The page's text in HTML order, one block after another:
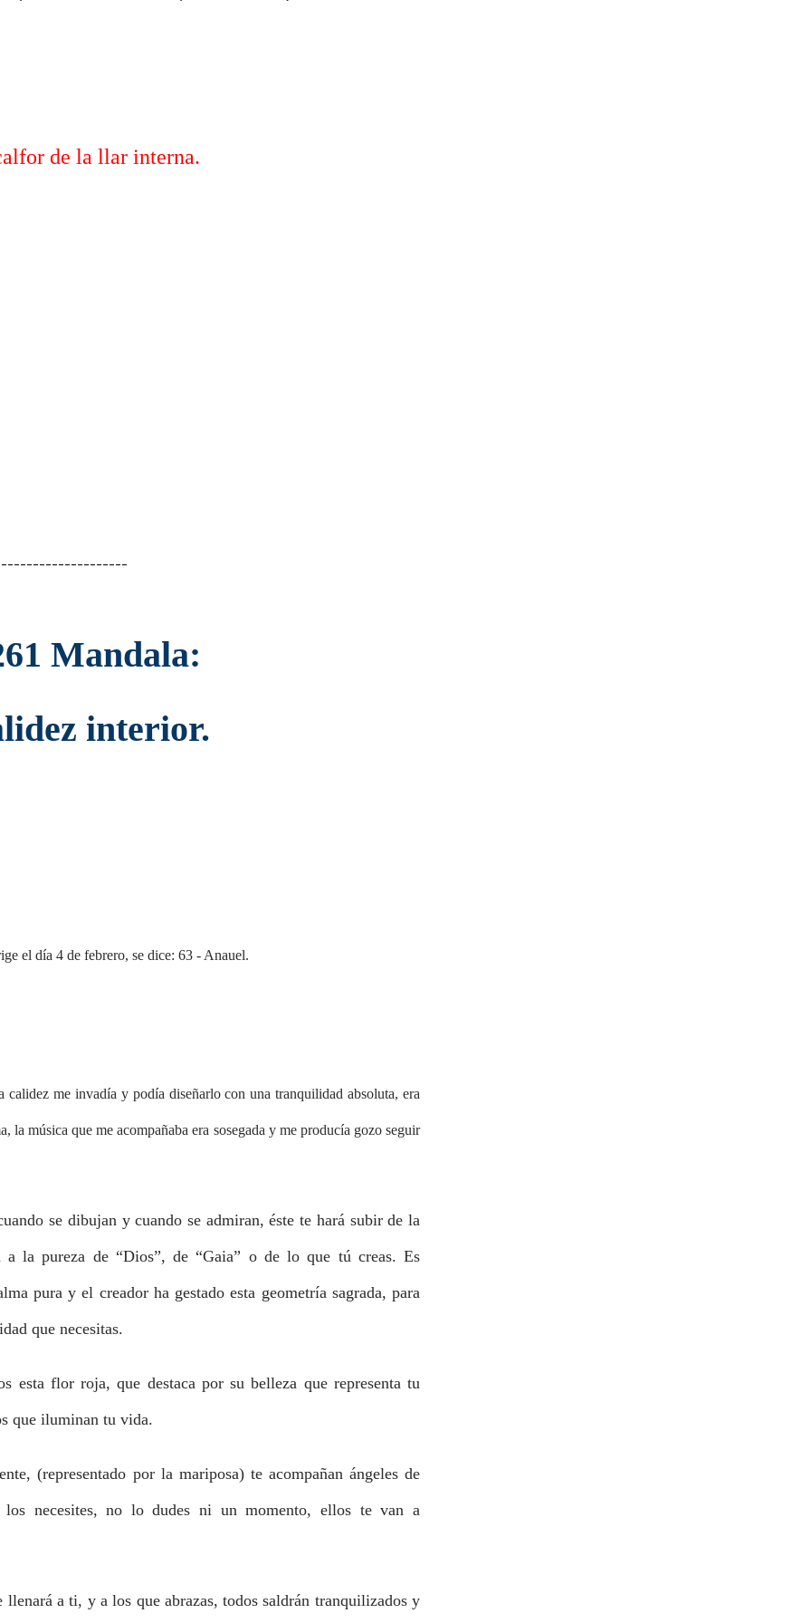
de la llar interna.
Mandala:
interior.
el día 4 de febrero, se dice: 63 - Anauel.
me invadía y podía diseñarlo con una tranquilidad absoluta, era
la música que me acompañaba era sosegada y me producía gozo seguir
se dibujan y cuando se admiran, éste te hará subir de la
la pureza de “Dios”, de “Gaia” o de lo que tú creas. Es
pura y el creador ha gestado esta geometría sagrada, para
que necesitas.
esta flor roja, que destaca por su belleza que representa tu
que iluminan tu vida.
(representado por la mariposa) te acompañan ángeles de
los necesites, no lo dudes ni un momento, ellos te van a
llenará a ti, y a los que abrazas, todos saldrán tranquilizados y